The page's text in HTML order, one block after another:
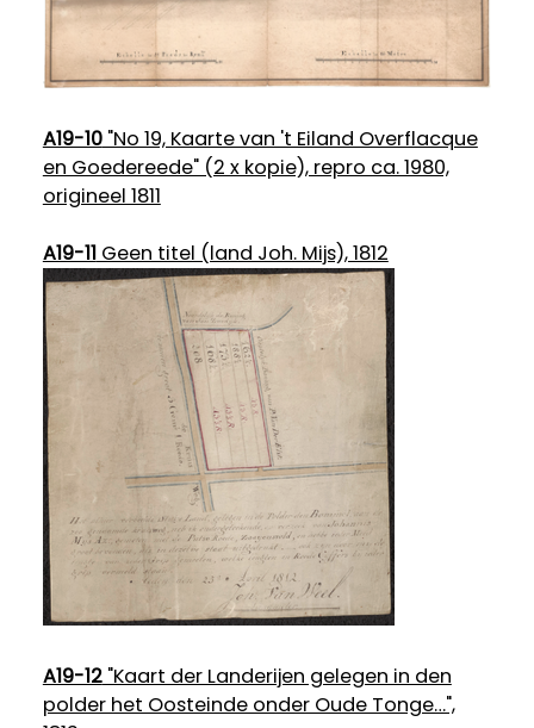
A19-10"No 19, Kaarte van 't Eiland Overflacque
en Goedereede" (2 x kopie), repro ca. 1980,
origineel 1811
A19-11Geen titel (land Joh. Mijs), 1812
A19-12"Kaart der Landerijen gelegen in den
polder het Oosteinde onder Oude Tonge…",